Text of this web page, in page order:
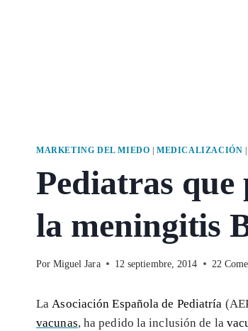
MARKETING DEL MIEDO |MEDICALIZACIÓN
Pediatras que
la meningitis
Por Miguel Jara 12 septiembre, 2014 22
LaAsociación Española de Pediatría
vacunas, ha pedido la inclusión de la